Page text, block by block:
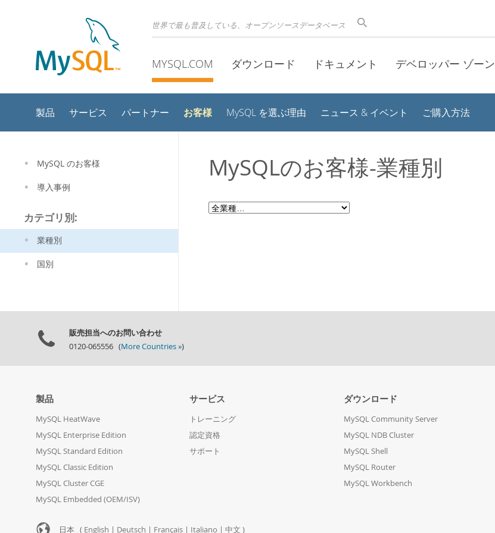
世界で最も普及している、オープンソースデータベース
MYSQL.COM ダウンロード ドキュメント デベロッパー ゾーン
製品 サービス パートナー お客様 MySQL を選ぶ理由 ニュース & イベント ご購入方法
MySQL のお客様
導入事例
カテゴリ別:
業種別
国別
MySQLのお客様-業種別
販売担当へのお問い合わせ
0120-065556 (More Countries »)
製品
MySQL HeatWave
MySQL Enterprise Edition
MySQL Standard Edition
MySQL Classic Edition
MySQL Cluster CGE
MySQL Embedded (OEM/ISV)
サービス
トレーニング
認定資格
サポート
ダウンロード
MySQL Community Server
MySQL NDB Cluster
MySQL Shell
MySQL Router
MySQL Workbench
日本 ( English | Deutsch | Français | Italiano | 中文 )